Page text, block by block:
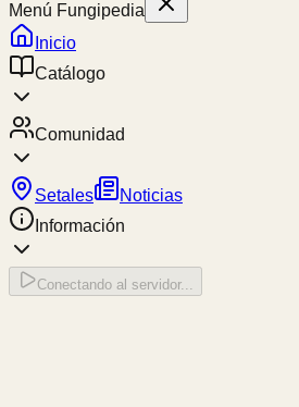
Menú Fungipedia
Inicio
Catálogo
Comunidad
Setales
Noticias
Información
Conectando al servidor...